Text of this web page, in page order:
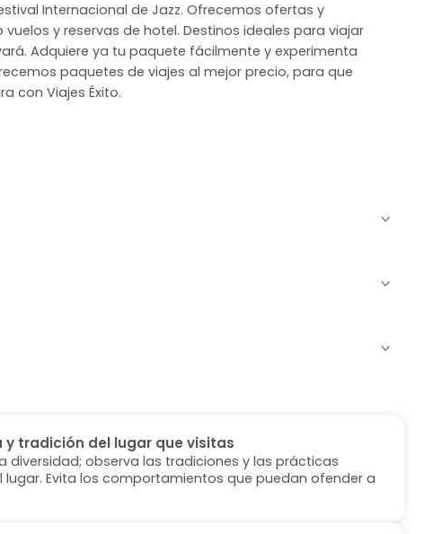
Internacional de Jazz. Ofrecemos ofertas y
y reservas de hotel. Destinos ideales para viajar
Adquiere ya tu paquete fácilmente y experimenta
paquetes de viajes al mejor precio, para que
con Viajes Éxito.
tradición del lugar que visitas
diversidad; observa las tradiciones y las prácticas
lugar. Evita los comportamientos que puedan ofender a